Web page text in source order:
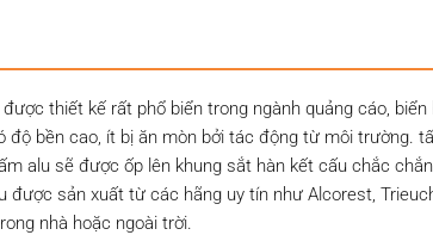
thiết kế rất phổ biển trong ngành quảng cáo,
độ bền cao, ít bị ăn mòn bởi tác động từ môi trường.
alu sẽ được ốp lên khung sắt hàn kết cấu chắc
sản xuất từ các hãng uy tín như Alcorest,
nhà hoặc ngoài trời.